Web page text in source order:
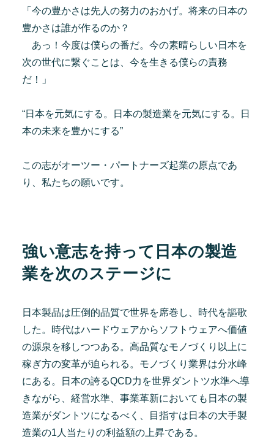
「今の豊かさは先人の努力のおかげ。将来の日本の
豊かさは誰が作るのか？
あっ！今度は僕らの番だ。今の素晴らしい日本を
次の世代に繋ぐことは、今を生きる僕らの責務
だ！」
“日本を元気にする。日本の製造業を元気にする。日
本の未来を豊かにする”
この志がオーツー・パートナーズ起業の原点であ
り、私たちの願いです。
強い意志を持って日本の製造
業を次のステージに
日本製品は圧倒的品質で世界を席巻し、時代を謳歌
した。時代はハードウェアからソフトウェアへ価値
の源泉を移しつつある。高品質なモノづくり以上に
稼ぎ方の変革が迫られる。モノづくり業界は分水峰
にある。日本の誇るQCD力を世界ダントツ水準へ導
きながら、経営水準、事業革新においても日本の製
造業がダントツになるべく、目指すは日本の大手製
造業の1人当たりの利益額の上昇である。